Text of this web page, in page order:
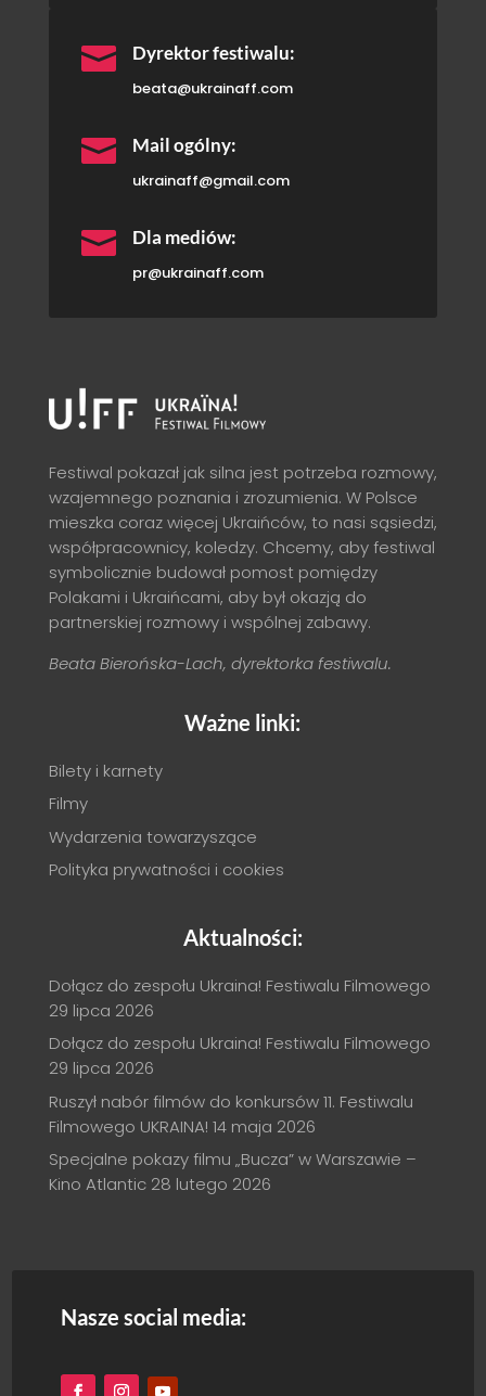
 Dyrektor festiwalu:
beata@ukrainaff.com
 Mail ogólny:
ukrainaff@gmail.com
 Dla mediów:
pr@ukrainaff.com
Festiwal pokazał jak silna jest potrzeba rozmowy,
wzajemnego poznania i zrozumienia. W Polsce
mieszka coraz więcej Ukraińców, to nasi sąsiedzi,
współpracownicy, koledzy. Chcemy, aby festiwal
symbolicznie budował pomost pomiędzy
Polakami i Ukraińcami, aby był okazją do
partnerskiej rozmowy i wspólnej zabawy.
Beata Bierońska-Lach, dyrektorka festiwalu.
Ważne linki:
Bilety i karnety
Filmy
Wydarzenia towarzyszące
Polityka prywatności i cookies
Aktualności:
Dołącz do zespołu Ukraina! Festiwalu Filmowego
29 lipca 2026
Dołącz do zespołu Ukraina! Festiwalu Filmowego
29 lipca 2026
Ruszył nabór filmów do konkursów 11. Festiwalu
Filmowego UKRAINA! 14 maja 2026
Specjalne pokazy filmu „Bucza” w Warszawie –
Kino Atlantic 28 lutego 2026
Nasze social media: